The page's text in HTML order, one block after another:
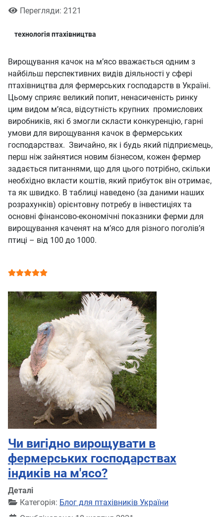
Перегляди: 2121
технологія птахівництва
Вирощування качок на м’ясо вважається одним з
найбільш перспективних видів діяльності у сфері
птахівництва для фермерських господарств в Україні.
Цьому сприяє великий попит, ненасиченість ринку
цим видом м’яса, відсутність крупних промислових
виробників, які б змогли скласти конкуренцію, гарні
умови для вирощування качок в фермерських
господарствах. Звичайно, як і будь який підприємець,
перш ніж зайнятися новим бізнесом, кожен фермер
задається питаннями, що для цього потрібно, скільки
необхідно вкласти коштів, який прибуток він отримає,
та як швидко. В таблиці наведено (за даними наших
розрахунків) орієнтовну потребу в інвестиціях та
основні фінансово-економічні показники ферми для
вирощування каченят на м’ясо для різного поголів’я
птиці – від 100 до 1000.
Рейтинг користувача:
Чи вигідно вирощувати в
фермерських господарствах
індиків на м'ясо?
Деталі
Категорія: Блог для птахівників України